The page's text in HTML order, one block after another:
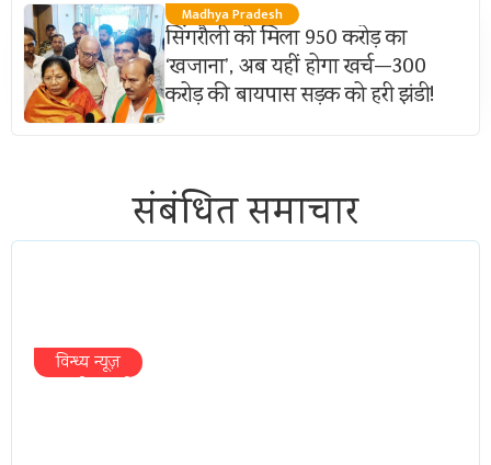
Madhya Pradesh
सिंगरौली को मिला 950 करोड़ का
‘खजाना’, अब यहीं होगा खर्च—300
करोड़ की बायपास सड़क को हरी झंडी!
संबंधित समाचार
विन्ध्य न्यूज़